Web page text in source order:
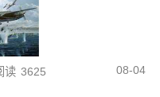
读 3625 08-04